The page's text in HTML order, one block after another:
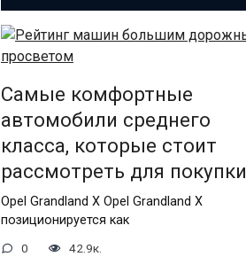
Самые комфортные
автомобили среднего
класса, которые стоит
рассмотреть для покупки
Opel Grandland X Opel Grandland X
позиционируется как
0 42.9к.